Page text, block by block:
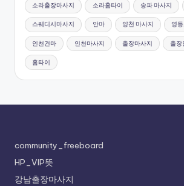
소라출장마사지 소라홈타이 송파 마사지
스웨디시마사지 안마 양천 마사지 영
인천건마 인천마사지 출장마사지 출장
홈타이
community_freeboard
HP_VIP뜻
강남출장마사지